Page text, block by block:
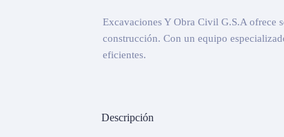
Excavaciones Y Obra Civil G.S.A ofrece
construcción. Con un equipo
eficientes.
Descripción